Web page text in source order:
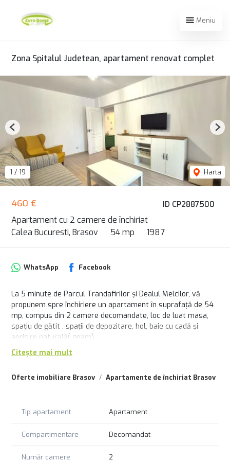
Meniu
Zona Spitalul Judetean, apartament renovat complet
ID CP2887500
460 €
Apartament cu 2 camere de închiriat
Calea Bucuresti, Brasov
54 mp 1987
1 / 19 Harta
Previous
Oferte imobiliare Brasov Apartamente de închiriat Brasov
WhatsApp Facebook
La 5 minute de Parcul Trandafirilor și Dealul Melcilor, vă
propunem spre închiriere un apartament în suprafață de 54
mp, compus din 2 camere decomandate, loc de luat masa,
spațiu de gătit , spații de depozitare, hol, baie cu cadă și
aerisire naturală( geam).
Este situat la etajul 3, într-un bloc cu lift, casa scării curată,
vecini civilizați, orientare sudică spre o stradă puțin circulată
liniștită, deține - 2 locuri de parcare
cutor electric, plita inducție, cuptor cu microunde
și 3 televizoare
Toate lucrurile sunt într-o stare foarte bună, canapelele sunt
extensibile și electrocasnicele noi.
Citește mai mult
Tip apartament Apartament
Compartimentare Decomandat
Număr camere 2